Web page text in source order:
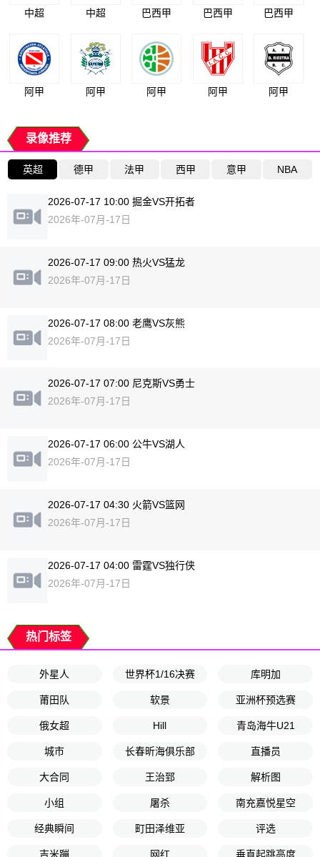
中超 中超 巴西甲 巴西甲 巴西甲
阿甲 阿甲 阿甲 阿甲 阿甲
录像推荐
英超 德甲 法甲 西甲 意甲 NBA
2026-07-17 10:00 掘金VS开拓者
2026年-07月-17日
2026-07-17 09:00 热火VS猛龙
2026年-07月-17日
2026-07-17 08:00 老鹰VS灰熊
2026年-07月-17日
2026-07-17 07:00 尼克斯VS勇士
2026年-07月-17日
2026-07-17 06:00 公牛VS湖人
2026年-07月-17日
2026-07-17 04:30 火箭VS篮网
2026年-07月-17日
2026-07-17 04:00 雷霆VS独行侠
2026年-07月-17日
热门标签
外星人 世界杯1/16决赛 库明加
莆田队 软景 亚洲杯预选赛
俄女超 Hill 青岛海牛U21
城市 长春昕海俱乐部 直播员
大合同 王治郅 解析图
小组 屠杀 南充嘉悦星空
经典瞬间 町田泽维亚 评选
吉米蹦 网红 垂直起跳高度